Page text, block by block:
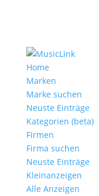
Home
Marken
Marke suchen
Neuste Einträge
Kategorien (beta)
Firmen
Firma suchen
Neuste Einträge
Kleinanzeigen
Alle Anzeigen